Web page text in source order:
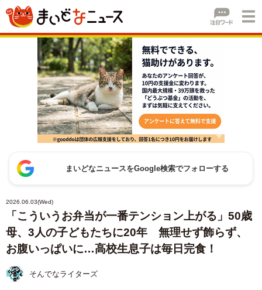
まいどなニュースをGoogle検索でフォローする
2026.06.03(Wed)
「こういうお弁当が一番テンション上がる」50歳
母、3人の子どもたちに20年 無理せず飾らず、
お腹いっぱいに…高校生息子は毎日完食！
そんでなライターズ